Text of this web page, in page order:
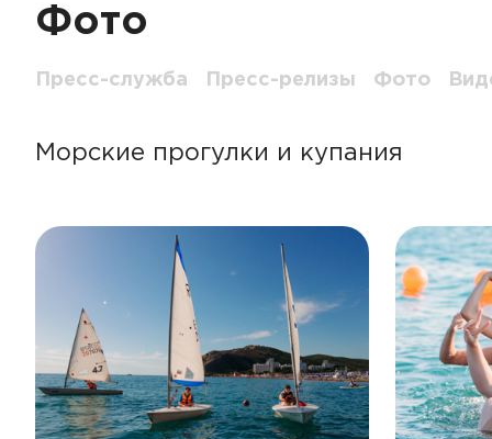
Фото
Пресс-служба Пресс-релизы Фото
Морские прогулки и купания